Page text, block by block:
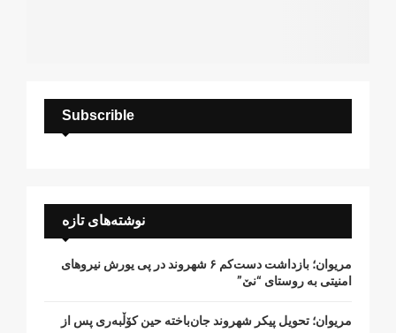
Subscrible
نوشته‌های تازه
مریوان؛ بازداشت دست‌کم ۶ شهروند در پی یورش نیروهای
امنیتی به روستای “نێ”
مریوان؛ تحویل پیکر شهروند جان‌باخته حین کۆڵبەری پس از